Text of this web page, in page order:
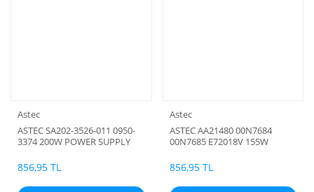
Astec
ASTEC SA202-3526-011 0950-
3374 200W POWER SUPPLY
856,95 TL
Astec
ASTEC AA21480 00N7684
00N7685 E72018V 155W
856,95 TL